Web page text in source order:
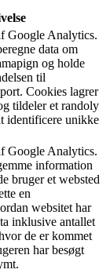
Google Analytics.
data om
og holde
til
Cookies lagrer
tildeler et randoly
identificere unikke
Google Analytics.
information
bruger et websted
en
websitet har
inklusive antallet
de er kommet
har besøgt